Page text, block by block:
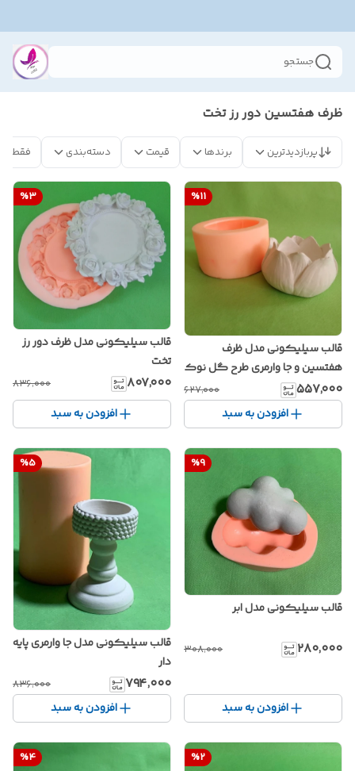
جستجو
ظرف هفتسین دور رز تخت
پربازدیدترین برندها قیمت دسته‌بندی فقط
%11
قالب سیلیکونی مدل ظرف
هفتسین و جا وارمری طرح گل نوک
تیز
۵۵۷٬۰۰۰ ۶۲۷٬۰۰۰
افزودن به سبد
%3
قالب سیلیکونی مدل ظرف دور رز
تخت
۸۰۷٬۰۰۰ ۸۳۶٬۰۰۰
افزودن به سبد
%9
قالب سیلیکونی مدل ابر
۲۸۰٬۰۰۰ ۳۰۸٬۰۰۰
افزودن به سبد
%5
قالب سیلیکونی مدل جا وارمری پایه
دار
۷۹۴٬۰۰۰ ۸۳۶٬۰۰۰
افزودن به سبد
%2
%4